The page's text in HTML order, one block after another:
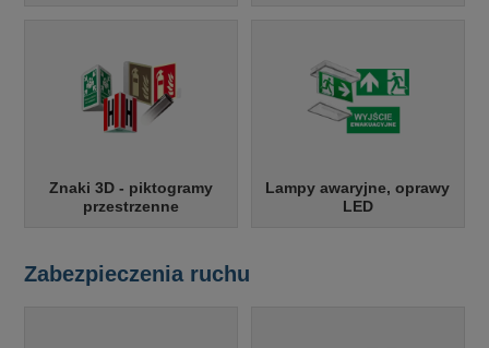
Znaki 3D - piktogramy
przestrzenne
Lampy awaryjne, oprawy
LED
Zabezpieczenia ruchu